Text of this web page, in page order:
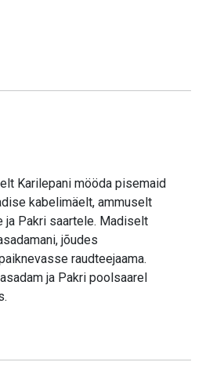
Karilepani mööda pisemaid
kabelimäelt, ammuselt
ja Pakri saartele. Madiselt
jõudes
raudteejaama.
ja Pakri poolsaarel